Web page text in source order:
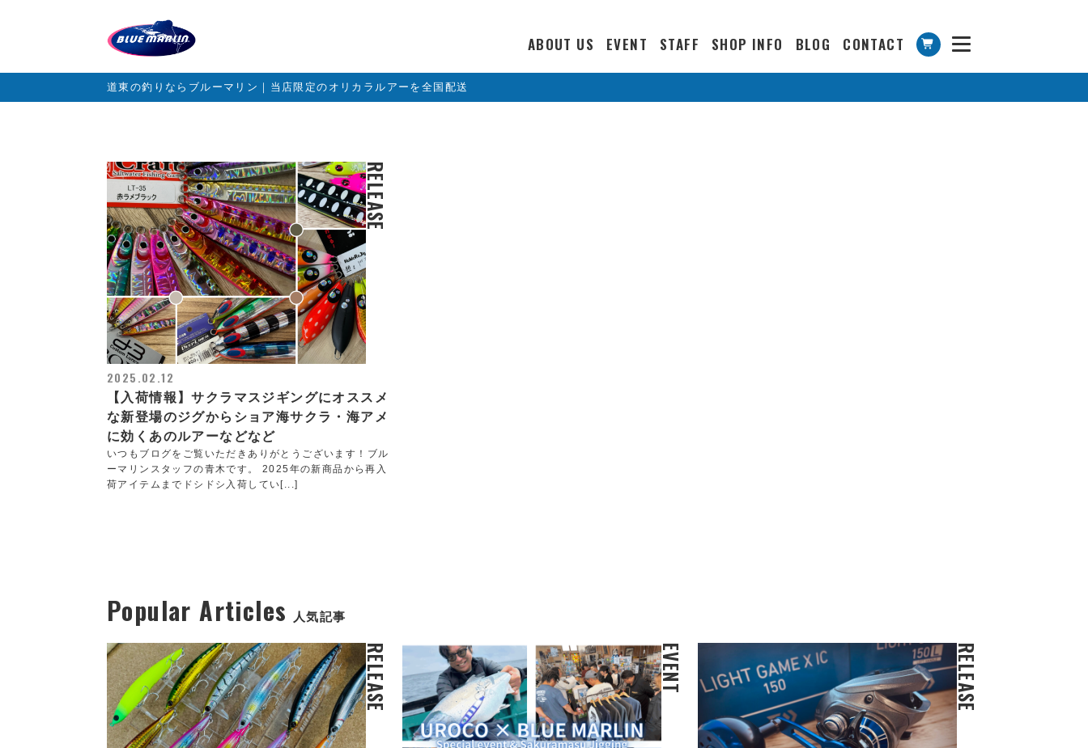
ABOUT US EVENT STAFF SHOP INFO BLOG CONTACT
道東の釣りならブルーマリン｜当店限定のオリカラルアーを全国配送
RELEASE
2025.02.12
【入荷情報】サクラマスジギングにオススメ
な新登場のジグからショア海サクラ・海アメ
に効くあのルアーなどなど
いつもブログをご覧いただきありがとうございます！ブル
ーマリンスタッフの青木です。 2025年の新商品から再入
荷アイテムまでドシドシ入荷してい[...]
Popular Articles 人気記事
RELEASE EVENT RELEASE